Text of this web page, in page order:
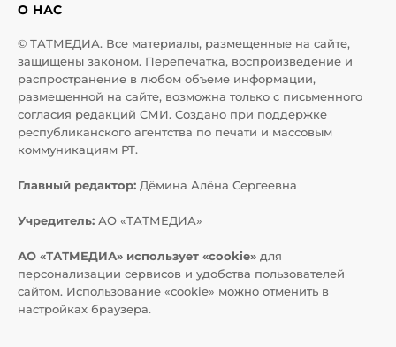
О НАС
© ТАТМЕДИА. Все материалы, размещенные на сайте,
защищены законом. Перепечатка, воспроизведение и
распространение в любом объеме информации,
размещенной на сайте, возможна только с письменного
согласия редакций СМИ. Создано при поддержке
республиканского агентства по печати и массовым
коммуникациям РТ.
Главный редактор: Дёмина Алёна Сергеевна
Учредитель: АО «ТАТМЕДИА»
АО «ТАТМЕДИА» использует «cookie» для
персонализации сервисов и удобства пользователей
сайтом. Использование «cookie» можно отменить в
настройках браузера.